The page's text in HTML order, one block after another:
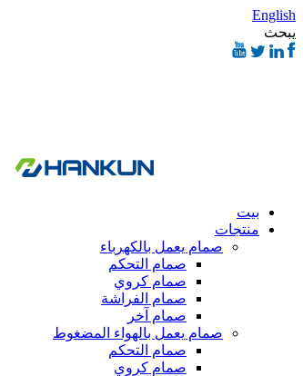
English
يبحث
بيت
منتجات
صمام يعمل بالكهرباء
صمام التحكم
صمام كروي
صمام الفراشة
صمام آخر
صمام يعمل بالهواء المضغوط
صمام التحكم
صمام كروي